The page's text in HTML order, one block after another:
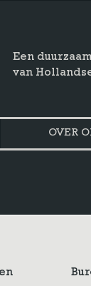
Een
van
OVER